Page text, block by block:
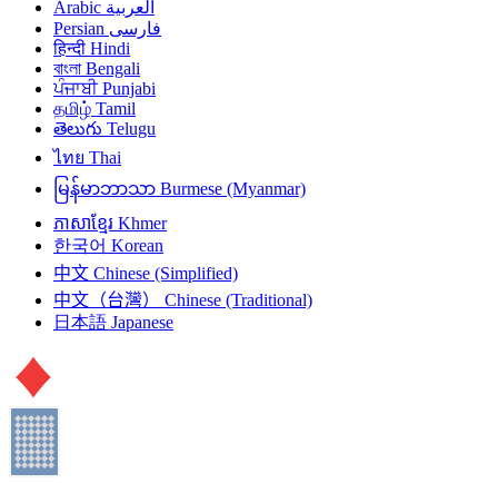
العربية Arabic
فارسی Persian
हिन्दी Hindi
বাংলা Bengali
ਪੰਜਾਬੀ Punjabi
தமிழ் Tamil
తెలుగు Telugu
ไทย Thai
မြန်မာဘာသာ Burmese (Myanmar)
ភាសាខ្មែរ Khmer
한국어 Korean
中文 Chinese (Simplified)
中文（台灣）
Chinese (Traditional)
日本語 Japanese